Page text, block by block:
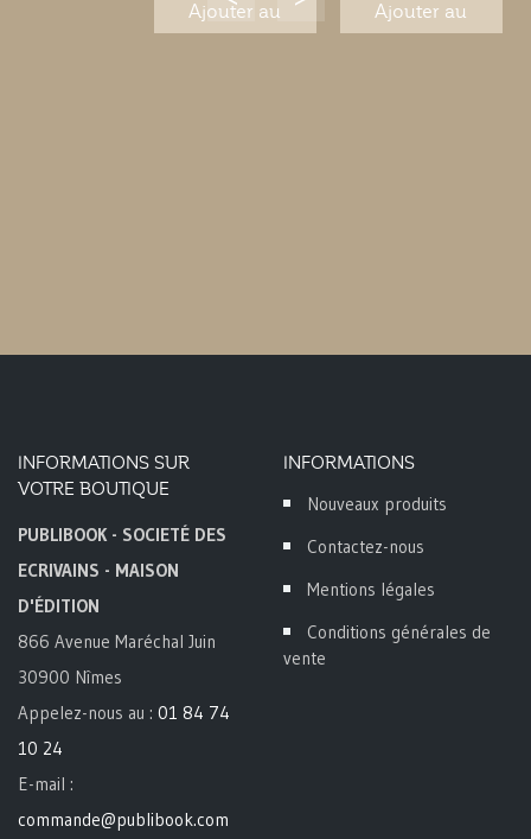
Ajouter au
Ajouter au
INFORMATIONS SUR
VOTRE BOUTIQUE
PUBLIBOOK - SOCIETÉ DES
ECRIVAINS - MAISON
D'ÉDITION
866 Avenue Maréchal Juin
30900 Nîmes
Appelez-nous au : 01 84 74
10 24
E-mail :
commande@publibook.com
INFORMATIONS
Nouveaux produits
Contactez-nous
Mentions légales
Conditions générales de
vente